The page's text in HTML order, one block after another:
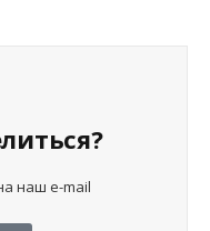
наш e-mail